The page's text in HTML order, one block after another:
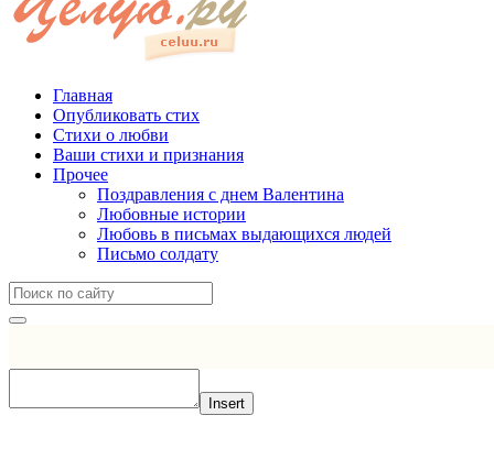
Главная
Опубликовать стих
Стихи о любви
Ваши стихи и признания
Прочее
Поздравления с днем Валентина
Любовные истории
Любовь в письмах выдающихся людей
Письмо солдату
Insert